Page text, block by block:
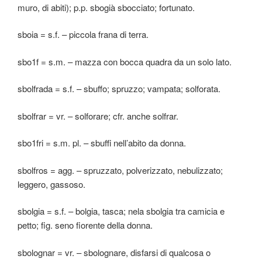
muro, di abiti); p.p. sbogià sbocciato; fortunato.
sboia = s.f. – piccola frana di terra.
sbo1f = s.m. – mazza con bocca quadra da un solo lato.
sbolfrada = s.f. – sbuffo; spruzzo; vampata; solforata.
sbolfrar = vr. – solforare; cfr. anche solfrar.
sbo1fri = s.m. pl. – sbuffi nell’abito da donna.
sbolfros = agg. – spruzzato, polverizzato, nebulizzato;
leggero, gassoso.
sbolgia = s.f. – bolgia, tasca; nela sbolgia tra camicia e
petto; fig. seno fiorente della donna.
sbolognar = vr. – sbolognare, disfarsi di qualcosa o